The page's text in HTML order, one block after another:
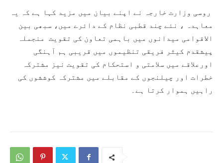
روسی وزارت خارجہ نے اپنے بیان میں مزید کہا ہے کہ یہ
معاہدہ ، نئے چند قطبی نظام کے دائرے میں، سبھی بین
الاقوامی میدانوں میں باہمی تعاون کی تقویت منجملہ
پیشقدم کیثر فریقی تنظیموں میں قریبی ہم آہنگی
اورعلاقے میں سلامتی و استحکام کی تقویت نیز مشترکہ
خطرات اور چیلنجوں کے مقابلے میں مشترکہ کوششوں کی
راہیں ہموار کرتا ہے۔